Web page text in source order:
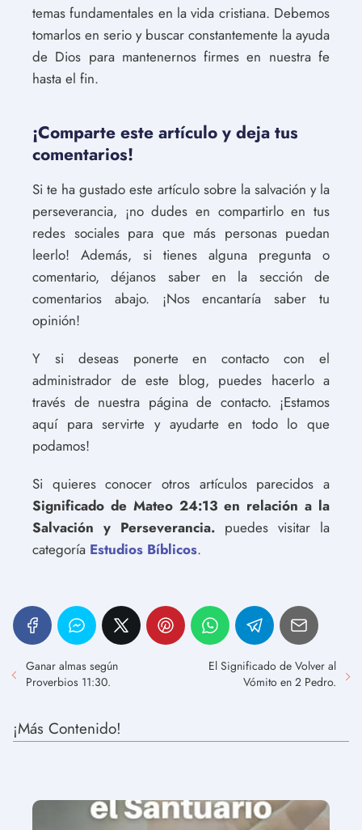
temas fundamentales en la vida cristiana. Debemos
tomarlos en serio y buscar constantemente la ayuda
de Dios para mantenernos firmes en nuestra fe
hasta el fin.
¡Comparte este artículo y deja tus
comentarios!
Si te ha gustado este artículo sobre la salvación y la
perseverancia, ¡no dudes en compartirlo en tus
redes sociales para que más personas puedan
leerlo! Además, si tienes alguna pregunta o
comentario, déjanos saber en la sección de
comentarios abajo. ¡Nos encantaría saber tu
opinión!
Y si deseas ponerte en contacto con el
administrador de este blog, puedes hacerlo a
través de nuestra página de contacto. ¡Estamos
aquí para servirte y ayudarte en todo lo que
podamos!
Si quieres conocer otros artículos parecidos a
Significado de Mateo 24:13 en relación a la
Salvación y Perseverancia. puedes visitar la
categoría Estudios Bíblicos.
Ganar almas según
Proverbios 11:30.
El Significado de Volver al
Vómito en 2 Pedro.
¡Más Contenido!